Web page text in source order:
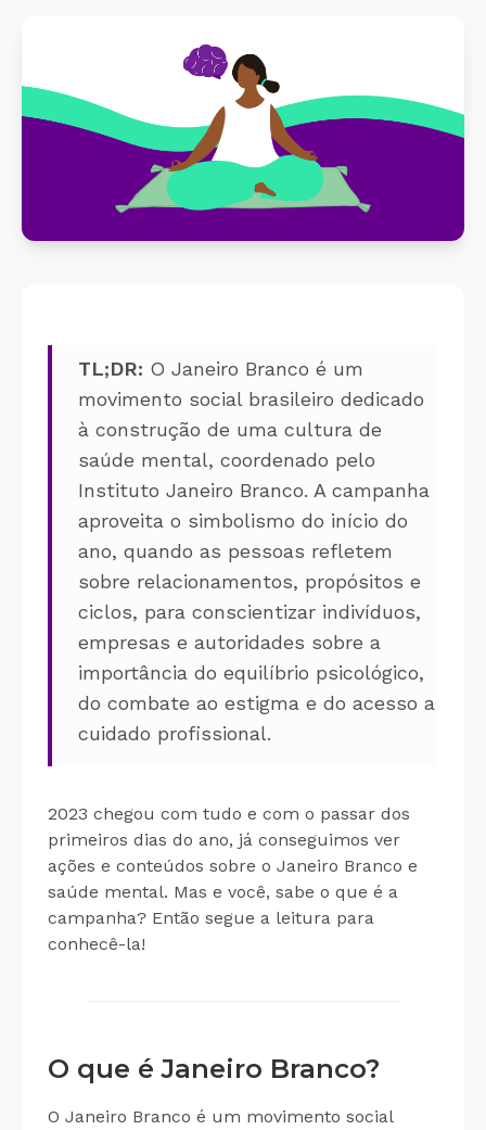
Conheça o produto
Conheça nosso produto de
forma gratuita!
TL;DR: O Janeiro Branco é um
movimento social brasileiro dedicado
à construção de uma cultura de
saúde mental, coordenado pelo
Instituto Janeiro Branco. A campanha
aproveita o simbolismo do início do
ano, quando as pessoas refletem
sobre relacionamentos, propósitos e
ciclos, para conscientizar indivíduos,
empresas e autoridades sobre a
importância do equilíbrio psicológico,
do combate ao estigma e do acesso a
cuidado profissional.
2023 chegou com tudo e com o passar dos
primeiros dias do ano, já conseguimos ver
ações e conteúdos sobre o Janeiro Branco e
saúde mental. Mas e você, sabe o que é a
campanha? Então segue a leitura para
conhecê-la!
O que é Janeiro Branco?
O Janeiro Branco é um movimento social